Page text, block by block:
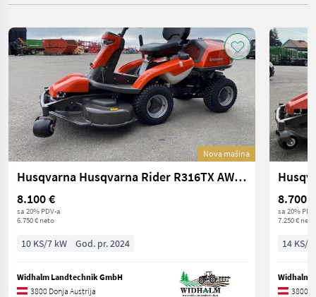
Nova mašina
Husqvarna Husqvarna Rider R316TX AWD inkl. Mähdeck 112cm
8.100 €
sa 20% PDV-a
6.750 € neto
10 KS/7 kW God. pr. 2024
Widhalm Landtechnik GmbH
3800 Donja Austrija
8.700 €
sa 20%
7.250 € neto
14 KS/
Widhalm
3800